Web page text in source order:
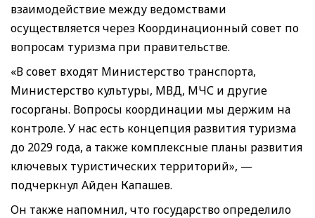
взаимодействие между ведомствами
осуществляется через Координационный совет по
вопросам туризма при правительстве.
«В совет входят Министерство транспорта,
Министерство культуры, МВД, МЧС и другие
госорганы. Вопросы координации мы держим на
контроле. У нас есть концепция развития туризма
до 2029 года, а также комплексные планы развития
ключевых туристических территорий», —
подчеркнул Айден Капашев.
Он также напомнил, что государство определило